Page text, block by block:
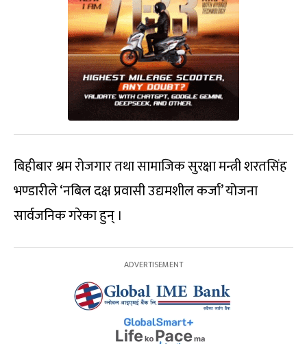
बिहीबार श्रम रोजगार तथा सामाजिक सुरक्षा मन्त्री शरतसिंह
भण्डारीले ‘नबिल दक्ष प्रवासी उद्यमशील कर्जा’ योजना
सार्वजनिक गरेका हुन् ।